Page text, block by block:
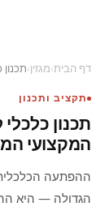
דף הבית›מגזין›
תקציב ותכנון
תכנון
המקצועי
ההפתעה
הגדולה — היא